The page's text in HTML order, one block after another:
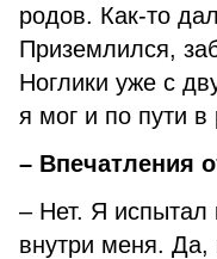
родов. Как-то
Приземлился,
Ноглики уже с
я мог и по пути
– Впечатления
– Нет. Я испытал
внутри меня. Да,